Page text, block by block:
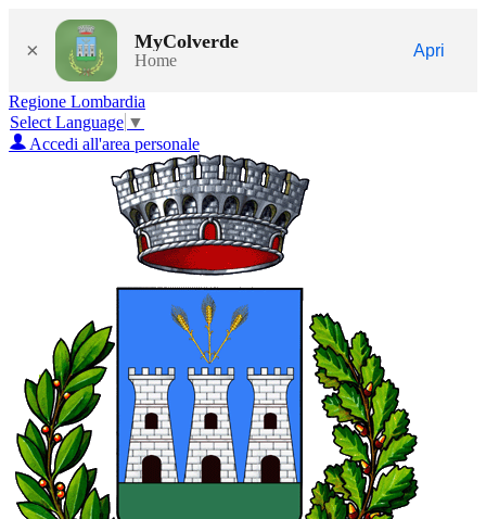
× MyColverde
Home
Apri
Regione Lombardia
Select Language ▼
Accedi all'area personale